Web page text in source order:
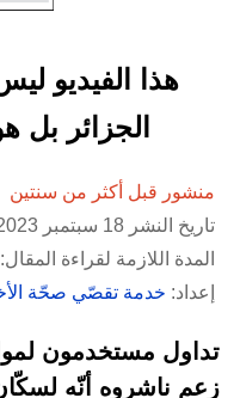
هذا الفيديو
الجزائر بل
منشور قبل أكثر من سنتين
تاريخ النشر 18 سبتمبر 2023 الساعة 12:36
المدة اللازمة لقراءة المقال: 1 دقيقة
إعداد: خدمة تقصّي صحّة
تداول مستخدمون
زعم ناشروه أنّه